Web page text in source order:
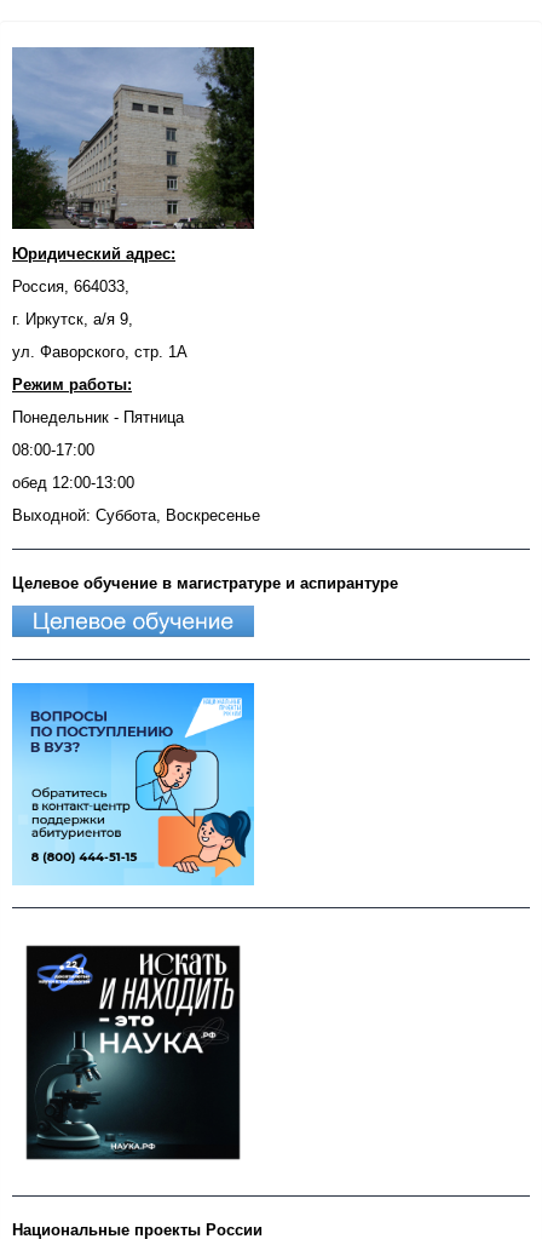
Юридический адрес:
Россия, 664033,
г. Иркутск, а/я 9,
ул. Фаворского, стр. 1А
Режим работы:
Понедельник - Пятница
08:00-17:00
обед 12:00-13:00
Выходной: Суббота, Воскресенье
Целевое обучение в магистратуре и аспирантуре
Национальные проекты России